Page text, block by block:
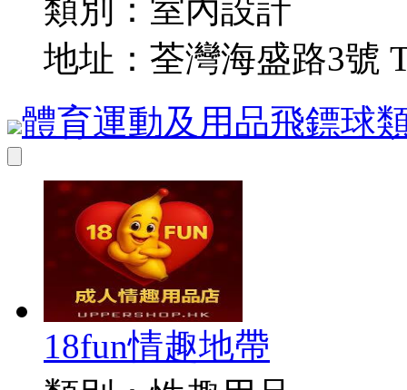
類別： 室內設計
地址： 荃灣海盛路3號
體育運動及用品飛鏢球
18fun情趣地帶